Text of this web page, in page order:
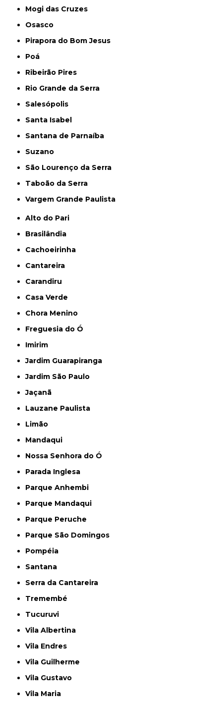
Mogi das Cruzes
Osasco
Pirapora do Bom Jesus
Poá
Ribeirão Pires
Rio Grande da Serra
Salesópolis
Santa Isabel
Santana de Parnaíba
Suzano
São Lourenço da Serra
Taboão da Serra
Vargem Grande Paulista
Alto do Pari
Brasilândia
Cachoeirinha
Cantareira
Carandiru
Casa Verde
Chora Menino
Freguesia do Ó
Imirim
Jardim Guarapiranga
Jardim São Paulo
Jaçanã
Lauzane Paulista
Limão
Mandaqui
Nossa Senhora do Ó
Parada Inglesa
Parque Anhembi
Parque Mandaqui
Parque Peruche
Parque São Domingos
Pompéia
Santana
Serra da Cantareira
Tremembé
Tucuruvi
Vila Albertina
Vila Endres
Vila Guilherme
Vila Gustavo
Vila Maria